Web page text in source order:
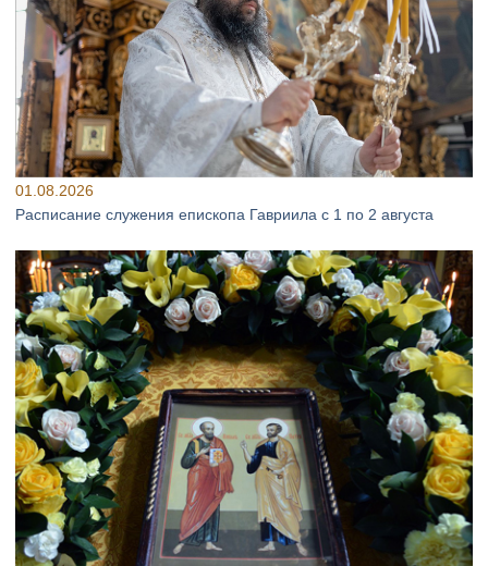
01.08.2026
Расписание служения епископа Гавриила с 1 по 2 августа